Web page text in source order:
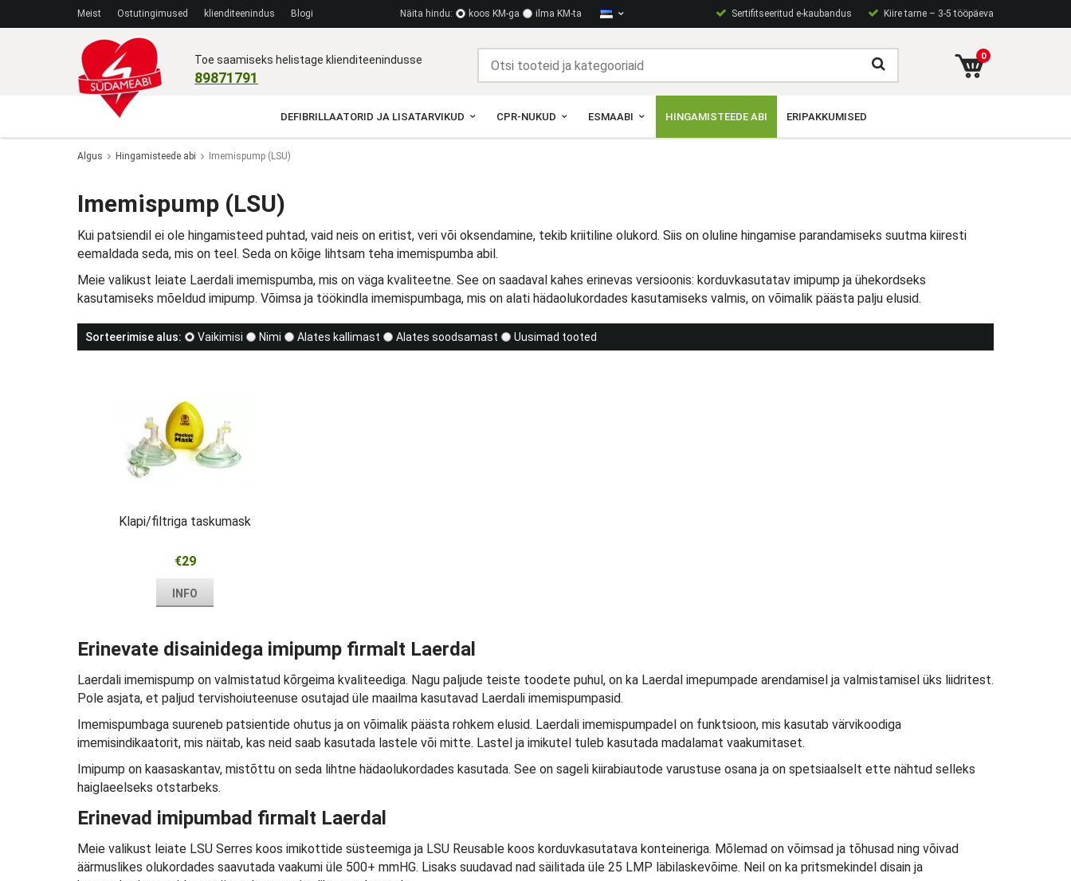
Meist Ostutingimused klienditeenindus Blogi Sertifitseeritud e-kaubandus Kiire tarne – 3-5 tööpäeva
Näita hindu: koos KM-ga ilma KM-ta
0
Toe saamiseks helistage klienditeenindusse
89871791
DEFIBRILLAATORID JA LISATARVIKUD CPR-NUKUD ESMAABI HINGAMISTEEDE ABI ERIPAKKUMISED
Algus Hingamisteede abi Imemispump (LSU)
Imemispump (LSU)
Kui patsiendil ei ole hingamisteed puhtad, vaid neis on eritist, veri või oksendamine, tekib kriitiline olukord. Siis on oluline hingamise parandamiseks suutma kiiresti
eemaldada seda, mis on teel. Seda on kõige lihtsam teha imemispumba abil.
Meie valikust leiate Laerdali imemispumba, mis on väga kvaliteetne. See on saadaval kahes erinevas versioonis: korduvkasutatav imipump ja ühekordseks
kasutamiseks mõeldud imipump. Võimsa ja töökindla imemispumbaga, mis on alati hädaolukordades kasutamiseks valmis, on võimalik päästa palju elusid.
Sorteerimise alus: Vaikimisi Nimi Alates kallimast Alates soodsamast Uusimad tooted
Klapi/filtriga taskumask
€29
INFO
Erinevate disainidega imipump firmalt Laerdal
Laerdali imemispump on valmistatud kõrgeima kvaliteediga. Nagu paljude teiste toodete puhul, on ka Laerdal imepumpade arendamisel ja valmistamisel üks liidritest.
Pole asjata, et paljud tervishoiuteenuse osutajad üle maailma kasutavad Laerdali imemispumpasid.
Imemispumbaga suureneb patsientide ohutus ja on võimalik päästa rohkem elusid. Laerdali imemispumpadel on funktsioon, mis kasutab värvikoodiga
imemisindikaatorit, mis näitab, kas neid saab kasutada lastele või mitte. Lastel ja imikutel tuleb kasutada madalamat vaakumitaset.
Imipump on kaasaskantav, mistõttu on seda lihtne hädaolukordades kasutada. See on sageli kiirabiautode varustuse osana ja on spetsiaalselt ette nähtud selleks
haiglaeelseks otstarbeks.
Erinevad imipumbad firmalt Laerdal
Meie valikust leiate LSU Serres koos imikottide süsteemiga ja LSU Reusable koos korduvkasutatava konteineriga. Mõlemad on võimsad ja tõhusad ning võivad
äärmuslikes olukordades saavutada vaakumi üle 500+ mmHG. Lisaks suudavad nad säilitada üle 25 LMP läbilaskevõime. Neil on ka pritsmekindel disain ja